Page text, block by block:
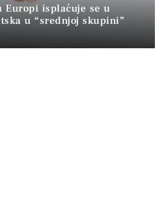
Europi isplaćuje se u
u “srednjoj skupini”